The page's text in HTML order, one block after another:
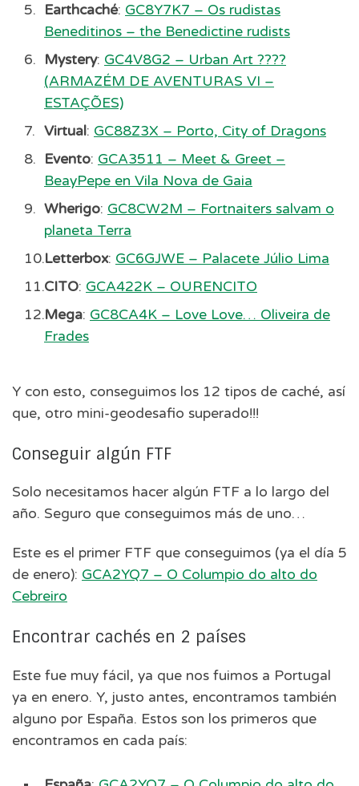
Earthcaché: GC8Y7K7 – Os rudistas
Beneditinos – the Benedictine rudists
Mystery: GC4V8G2 – Urban Art ????
(ARMAZÉM DE AVENTURAS VI –
ESTAÇÕES)
Virtual: GC88Z3X – Porto, City of Dragons
Evento: GCA3511 – Meet & Greet –
BeayPepe en Vila Nova de Gaia
Wherigo: GC8CW2M – Fortnaiters salvam o
planeta Terra
Letterbox: GC6GJWE – Palacete Júlio Lima
CITO: GCA422K – OURENCITO
Mega: GC8CA4K – Love Love… Oliveira de
Frades
Y con esto, conseguimos los 12 tipos de caché, así
que, otro mini-geodesafio superado!!!
Conseguir algún FTF
Solo necesitamos hacer algún FTF a lo largo del
año. Seguro que conseguimos más de uno…
Este es el primer FTF que conseguimos (ya el día 5
de enero): GCA2YQ7 – O Columpio do alto do
Cebreiro
Encontrar cachés en 2 países
Este fue muy fácil, ya que nos fuimos a Portugal
ya en enero. Y, justo antes, encontramos también
alguno por España. Estos son los primeros que
encontramos en cada país: